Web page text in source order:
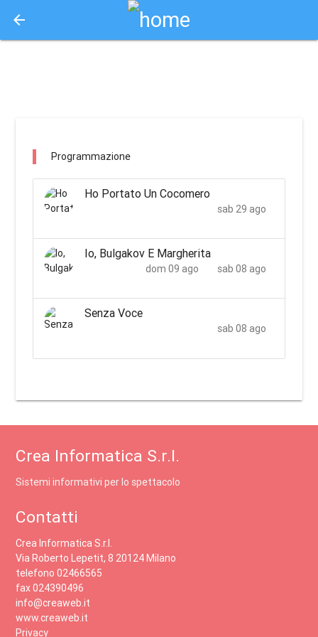
arrow_back
Programmazione
Ho Portato Un Cocomero
sab 29 ago
Io, Bulgakov E Margherita
sab 08 ago
dom 09 ago
Senza Voce
sab 08 ago
Crea Informatica S.r.l.
Sistemi informativi per lo spettacolo
Contatti
Crea Informatica S.r.l.
Via Roberto Lepetit, 8 20124 Milano
telefono 02466565
fax 024390496
info@creaweb.it
www.creaweb.it
Privacy